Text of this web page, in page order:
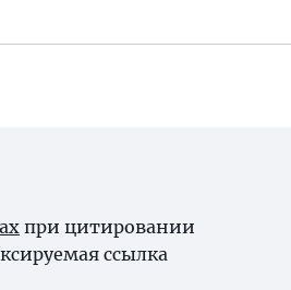
при цитировании
ссылка